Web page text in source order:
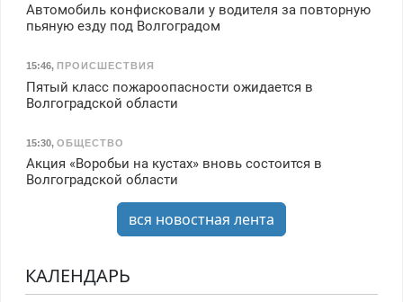
Автомобиль конфисковали у водителя за повторную
пьяную езду под Волгоградом
15:46, ПРОИСШЕСТВИЯ
Пятый класс пожароопасности ожидается в
Волгоградской области
15:30, ОБЩЕСТВО
Акция «Воробьи на кустах» вновь состоится в
Волгоградской области
вся новостная лента
КАЛЕНДАРЬ